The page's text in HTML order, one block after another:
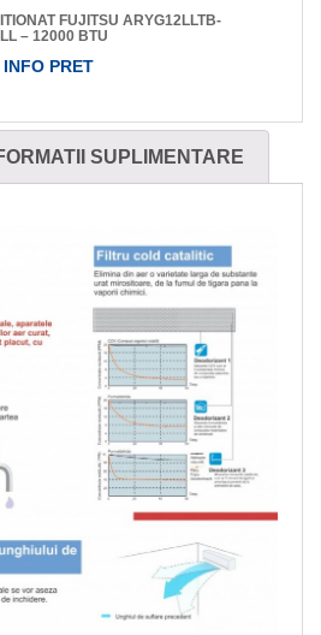
FUJITSU ARYG12LLTB-
– 12000 BTU
PRET
SUPLIMENTARE